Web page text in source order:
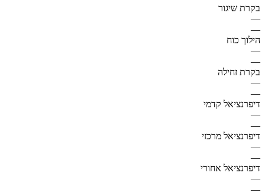
בקרת שיגור
—
—
הילוך כוח
—
—
בקרת זחילה
—
—
דיפרנציאל קדמי
—
—
דיפרנציאל מרכזי
—
—
דיפרנציאל אחורי
—
—